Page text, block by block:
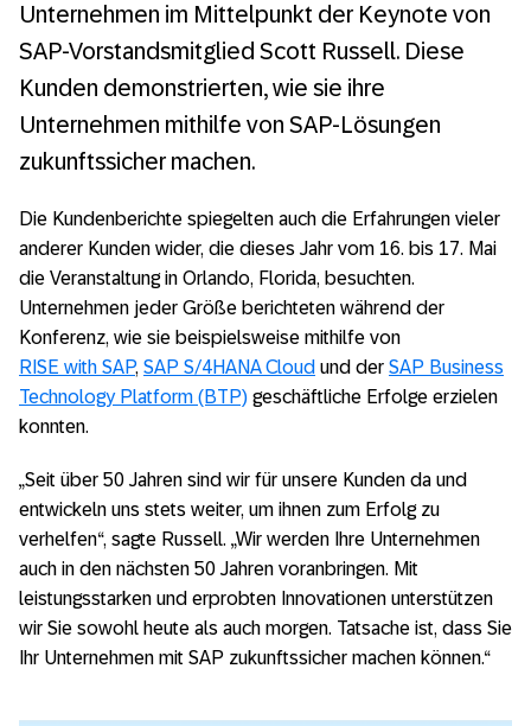
Unternehmen im Mittelpunkt der Keynote von
SAP-Vorstandsmitglied Scott Russell. Diese
Kunden demonstrierten, wie sie ihre
Unternehmen mithilfe von SAP-Lösungen
zukunftssicher machen.
Die Kundenberichte spiegelten auch die Erfahrungen vieler
anderer Kunden wider, die dieses Jahr vom 16. bis 17. Mai
die Veranstaltung in Orlando, Florida, besuchten.
Unternehmen jeder Größe berichteten während der
Konferenz, wie sie beispielsweise mithilfe von
RISE with SAP, SAP S/4HANA Cloud und der SAP Business
Technology Platform (BTP) geschäftliche Erfolge erzielen
konnten.
„Seit über 50 Jahren sind wir für unsere Kunden da und
entwickeln uns stets weiter, um ihnen zum Erfolg zu
verhelfen“, sagte Russell. „Wir werden Ihre Unternehmen
auch in den nächsten 50 Jahren voranbringen. Mit
leistungsstarken und erprobten Innovationen unterstützen
wir Sie sowohl heute als auch morgen. Tatsache ist, dass Sie
Ihr Unternehmen mit SAP zukunftssicher machen können.“